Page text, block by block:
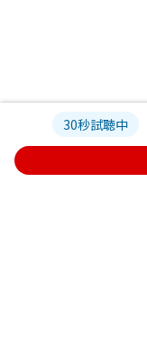
30秒試聴中